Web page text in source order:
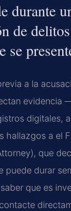
durante
de
se
a la
evidencia
digitales,
hallazgos a el
que
puede durar
que es